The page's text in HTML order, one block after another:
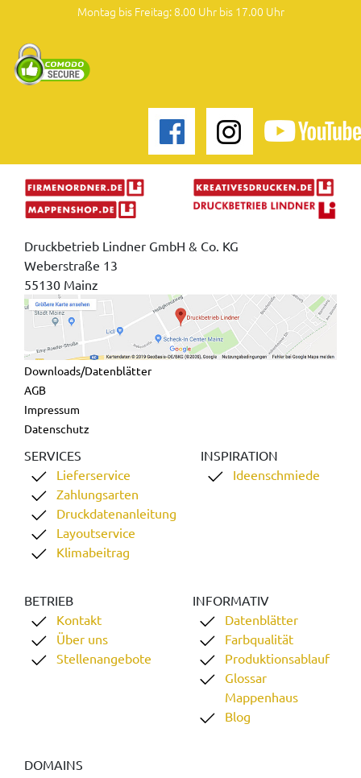
Montag bis Freitag: 8.00 Uhr bis 17.00 Uhr
Druckbetrieb Lindner GmbH & Co. KG
Weberstraße 13
55130 Mainz
Downloads/Datenblätter
AGB
Impressum
Datenschutz
SERVICES
Lieferservice
Zahlungsarten
Druckdatenanleitung
Layoutservice
Klimabeitrag
INSPIRATION
Ideenschmiede
BETRIEB
Kontakt
Über uns
Stellenangebote
INFORMATIV
Datenblätter
Farbqualität
Produktionsablauf
Glossar
Mappenhaus
Blog
DOMAINS